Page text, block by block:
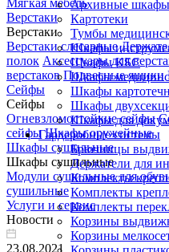
Архивные шкафы
Картотеки
Тумбы
Шкафы
Шкафы КБС
Шкафы
Шкафы
Шкафы
Шкафы для
Гардеробные системы
Брючницы
Держатели для
Комплекты
Комплекты
Комплекты
Корзины
Корзины
Мягкая мебель
Верстаки
Верстаки
Верстаки слесарные
полок Аксессуары для
верстаков Подвесные ящики
Сейфы
Сейфы
Огневзломостойкие сейфы
сейфы Шкафы оружейные
Шкафы сушильные
Шкафы сушильные
Модули сушильные для
сушильные
Услуги и сервис
Новости
23.08.2021